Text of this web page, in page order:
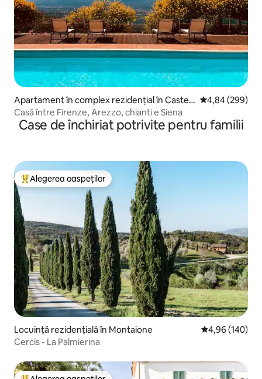
Apartament în complex rezidențial în Castelf
ranco di Sopra
Scor mediu de
4,84 (299)
Casă între Firenze, Arezzo, chianti e Siena
Case de închiriat potrivite pentru familii
Locuință din topul categoriei Alegerea oaspeților
Alegerea oaspeților
Locuință rezidențială în Montaione Scor mediu de
4,96 (140)
Cercis - La Palmierina